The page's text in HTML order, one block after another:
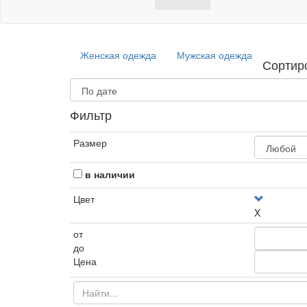
Женская одежда Мужская одежда
Фильтр
Размер
в наличии
Цвет
X
от
до
Цена